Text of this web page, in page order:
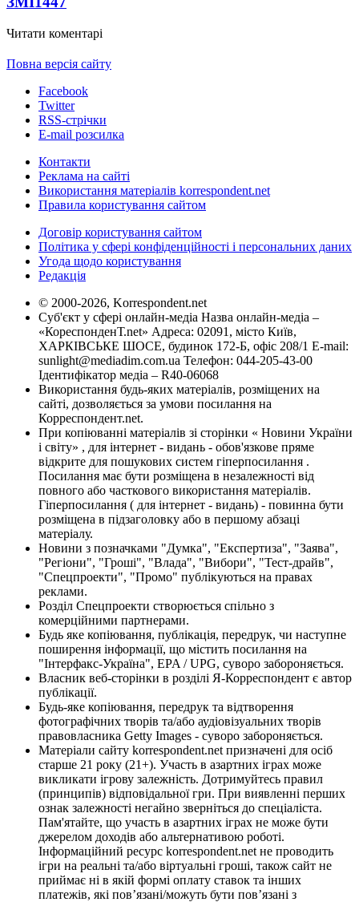
Читати коментарі
Повна версія сайту
Facebook
Twitter
RSS-стрічки
E-mail розсилка
Контакти
Реклама на сайті
Використання матеріалів korrespondent.net
Правила користування сайтом
Договір користування сайтом
Політика у сфері конфіденційності і персональних даних
Угода щодо користування
Редакція
© 2000-2026, Korrespondent.net
Суб'єкт у сфері онлайн-медіа Назва онлайн-медіа –
«КореспонденТ.net» Адреса: 02091, місто Київ,
ХАРКІВСЬКЕ ШОСЕ, будинок 172-Б, офіс 208/1 E-mail:
sunlight@mediadim.com.ua Телефон: 044-205-43-00
Ідентифікатор медіа – R40-06068
Використання будь-яких матеріалів, розміщених на
сайті, дозволяється за умови посилання на
Корреспондент.net.
При копіюванні матеріалів зі сторінки « Новини України
і світу» , для інтернет - видань - обов'язкове пряме
відкрите для пошукових систем гіперпосилання .
Посилання має бути розміщена в незалежності від
повного або часткового використання матеріалів.
Гіперпосилання ( для інтернет - видань) - повинна бути
розміщена в підзаголовку або в першому абзаці
матеріалу.
Новини з позначками "Думка", "Експертиза", "Заява",
"Регіони", "Гроші", "Влада", "Вибори", "Тест-драйв",
"Спецпроекти", "Промо" публікуються на правах
реклами.
Розділ Спецпроекти створюється спільно з
комерційними партнерами.
Будь яке копіювання, публікація, передрук, чи наступне
поширення інформації, що містить посилання на
"Інтерфакс-Україна", EPA / UPG, суворо забороняється.
Власник веб-сторінки в розділі Я-Корреспондент є автор
публікації.
Будь-яке копіювання, передрук та відтворення
фотографічних творів та/або аудіовізуальних творів
правовласника Getty Images - суворо забороняється.
Матеріали сайту korrespondent.net призначені для осіб
старше 21 року (21+). Участь в азартних іграх може
викликати ігрову залежність. Дотримуйтесь правил
(принципів) відповідальної гри. При виявленні перших
ознак залежності негайно зверніться до спеціаліста.
Пам'ятайте, що участь в азартних іграх не може бути
джерелом доходів або альтернативою роботі.
Інформаційний ресурс korrespondent.net не проводить
ігри на реальні та/або віртуальні гроші, також сайт не
приймає ні в якій формі оплату ставок та інших
платежів, які пов’язані/можуть бути пов’язані з